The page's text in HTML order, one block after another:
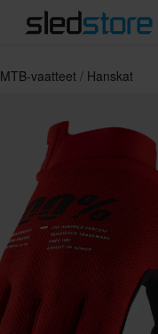
MTB-vaatteet Hanskat